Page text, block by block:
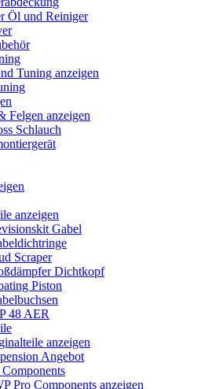
Öl und Reiniger
Tuning anzeigen
Felgen anzeigen
Schlauch
anzeigen
Gabel
Scraper
Dichtkopf
Piston
48 AER
anzeigen
Angebot
Pro Components anzeigen